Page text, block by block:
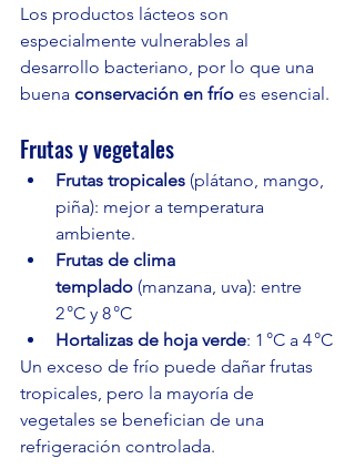
Los productos lácteos son
especialmente vulnerables al
desarrollo bacteriano, por lo que una
buena conservación en frío es esencial.
Frutas y vegetales
Frutas tropicales (plátano, mango,
piña): mejor a temperatura
ambiente.
Frutas de clima
templado (manzana, uva): entre
2 °C y 8 °C
Hortalizas de hoja verde: 1 °C a 4 °C
Un exceso de frío puede dañar frutas
tropicales, pero la mayoría de
vegetales se benefician de una
refrigeración controlada.